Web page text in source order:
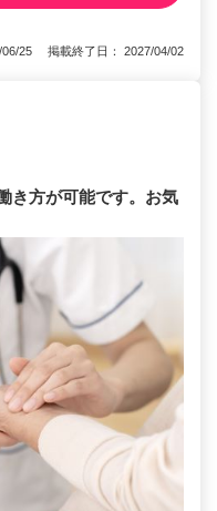
06/25 掲載終了日： 2027/04/02
き方が可能です。お気